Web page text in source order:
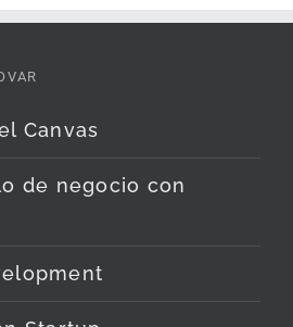
Canvas
de negocio con